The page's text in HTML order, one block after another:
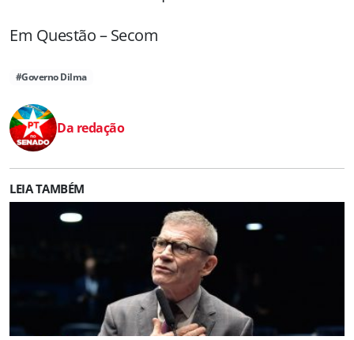
Em Questão – Secom
#Governo Dilma
Da redação
LEIA TAMBÉM